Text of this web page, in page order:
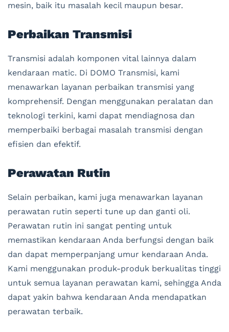
mesin, baik itu masalah kecil maupun besar.
Perbaikan Transmisi
Transmisi adalah komponen vital lainnya dalam
kendaraan matic. Di DOMO Transmisi, kami
menawarkan layanan perbaikan transmisi yang
komprehensif. Dengan menggunakan peralatan dan
teknologi terkini, kami dapat mendiagnosa dan
memperbaiki berbagai masalah transmisi dengan
efisien dan efektif.
Perawatan Rutin
Selain perbaikan, kami juga menawarkan layanan
perawatan rutin seperti tune up dan ganti oli.
Perawatan rutin ini sangat penting untuk
memastikan kendaraan Anda berfungsi dengan baik
dan dapat memperpanjang umur kendaraan Anda.
Kami menggunakan produk-produk berkualitas tinggi
untuk semua layanan perawatan kami, sehingga Anda
dapat yakin bahwa kendaraan Anda mendapatkan
perawatan terbaik.